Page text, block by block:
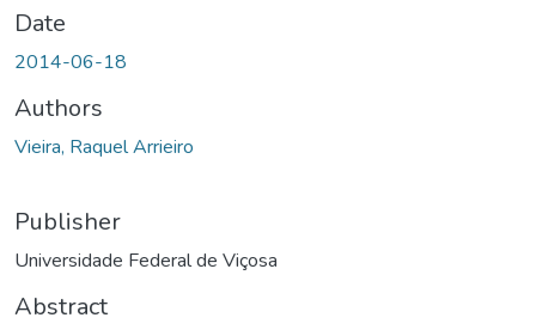
Date
2014-06-18
Authors
Vieira, Raquel Arrieiro
Publisher
Universidade Federal de Viçosa
Abstract